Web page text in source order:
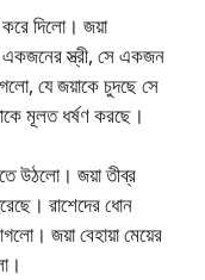
করে দিলো। জয়া
স্ত্রী, সে একজন
যে জয়াকে চুদছে সে
মূলত ধর্ষণ করছে।
উঠলো। জয়া তীব্র
রাশেদের ধোন
জয়া বেহায়া মেয়ের